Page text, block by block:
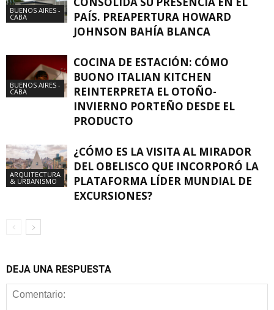
BUENOS AIRES -
CABA
PAÍS. PREAPERTURA HOWARD
JOHNSON BAHÍA BLANCA
BUENOS AIRES -
CABA
COCINA DE ESTACIÓN: CÓMO
BUONO ITALIAN KITCHEN
REINTERPRETA EL OTOÑO-
INVIERNO PORTEÑO DESDE EL
PRODUCTO
ARQUITECTURA
& URBANISMO
¿CÓMO ES LA VISITA AL MIRADOR
DEL OBELISCO QUE INCORPORÓ LA
PLATAFORMA LÍDER MUNDIAL DE
EXCURSIONES?
DEJA UNA RESPUESTA